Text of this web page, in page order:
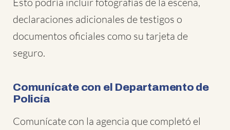
declaraciones adicionales de testigos o
documentos oficiales como su tarjeta de
seguro.
Comunícate con el Departamento de
Policía
Comunícate con la agencia que completó el